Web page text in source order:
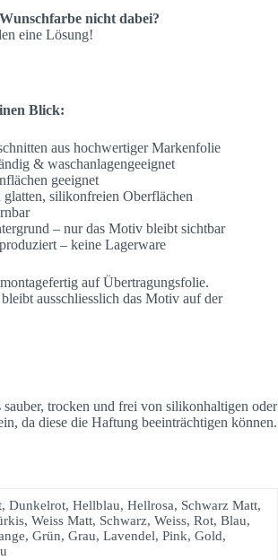
nicht dabei?
eine Lösung!
Blick:
aus hochwertiger Markenfolie
& waschanlagengeeignet
geeignet
silikonfreien Oberflächen
– nur das Motiv bleibt sichtbar
– keine Lagerware
auf Übertragungsfolie.
ausschliesslich das Motiv auf der
trocken und frei von silikonhaltigen oder
da diese die Haftung beeinträchtigen können.
Dunkelrot, Hellblau, Hellrosa, Schwarz Matt,
Weiss Matt, Schwarz, Weiss, Rot, Blau,
Grün, Grau, Lavendel, Pink, Gold,